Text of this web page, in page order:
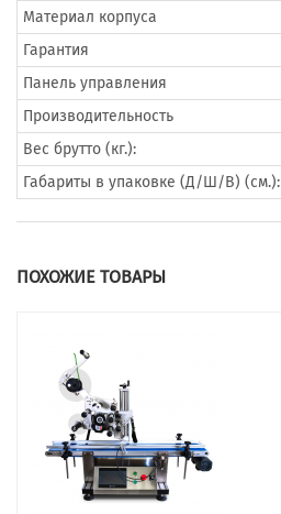
Материал корпуса
Гарантия
Панель управления
Производительность
Вес брутто (кг.):
Габариты в упаковке (Д/Ш/В) (см.):
ПОХОЖИЕ ТОВАРЫ